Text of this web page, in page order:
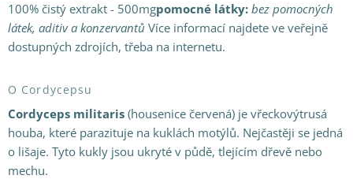
100% čistý extrakt - 500mgpomocné látky: bez pomocných
látek, aditiv a konzervantů Více informací najdete ve veřejně
dostupných zdrojích, třeba na internetu.
O Cordycepsu
Cordyceps militaris (housenice červená) je vřeckovýtrusá
houba, které parazituje na kuklách motýlů. Nejčastěji se jedná
o lišaje. Tyto kukly jsou ukryté v půdě, tlejícím dřevě nebo
mechu.